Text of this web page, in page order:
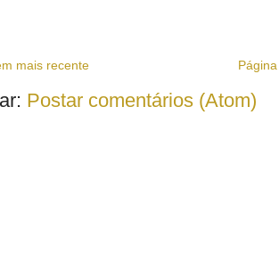
mais recente
Postar comentários (Atom)